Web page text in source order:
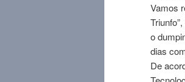
Vamos
o
dias
De